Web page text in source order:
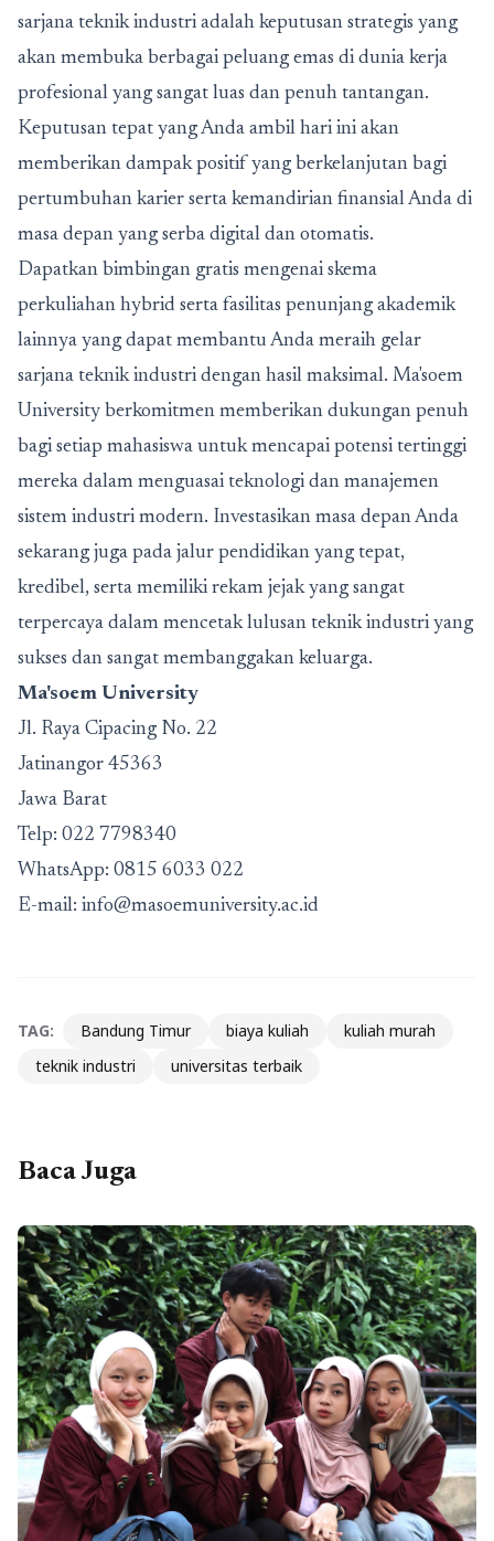
sarjana teknik industri adalah keputusan strategis yang
akan membuka berbagai peluang emas di dunia kerja
profesional yang sangat luas dan penuh tantangan.
Keputusan tepat yang Anda ambil hari ini akan
memberikan dampak positif yang berkelanjutan bagi
pertumbuhan karier serta kemandirian finansial Anda di
masa depan yang serba digital dan otomatis.
Dapatkan bimbingan gratis mengenai skema
perkuliahan hybrid serta fasilitas penunjang akademik
lainnya yang dapat membantu Anda meraih gelar
sarjana teknik industri dengan hasil maksimal. Ma'soem
University berkomitmen memberikan dukungan penuh
bagi setiap mahasiswa untuk mencapai potensi tertinggi
mereka dalam menguasai teknologi dan manajemen
sistem industri modern. Investasikan masa depan Anda
sekarang juga pada jalur pendidikan yang tepat,
kredibel, serta memiliki rekam jejak yang sangat
terpercaya dalam mencetak lulusan teknik industri yang
sukses dan sangat membanggakan keluarga.
Ma'soem University
Jl. Raya Cipacing No. 22
Jatinangor 45363
Jawa Barat
Telp: 022 7798340
WhatsApp: 0815 6033 022
E-mail: info@masoemuniversity.ac.id
TAG: Bandung Timur biaya kuliah
kuliah murah
teknik industri
universitas terbaik
Baca Juga